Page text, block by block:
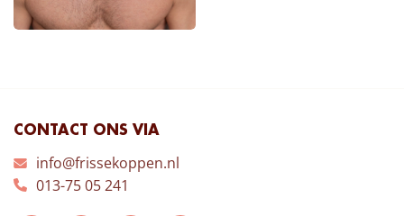
CONTACT ONS VIA
info@frissekoppen.nl
013-75 05 241